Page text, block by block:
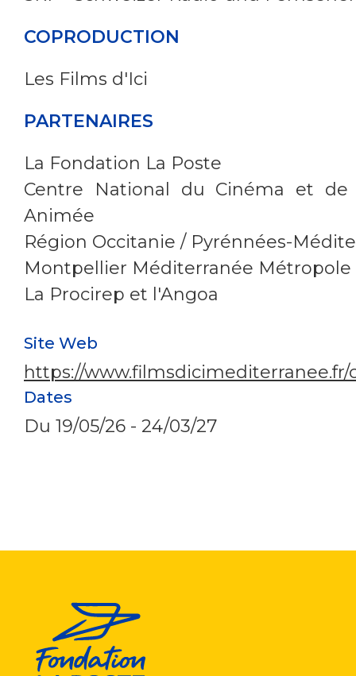
COPRODUCTION
Les Films d'Ici
PARTENAIRES
La Fondation La Poste
Centre National du Cinéma et de
Animée
Région Occitanie / Pyrénnées-
Montpellier Méditerranée Métropole
La Procirep et l'Angoa
Site Web
https://www.filmsdicimediterranee.fr/
Dates
Du 19/05/26 - 24/03/27